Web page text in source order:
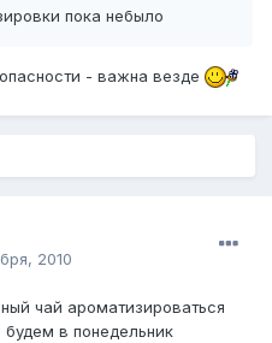
пока небыло
- важна везде
2010
чай ароматизироваться
в понедельник